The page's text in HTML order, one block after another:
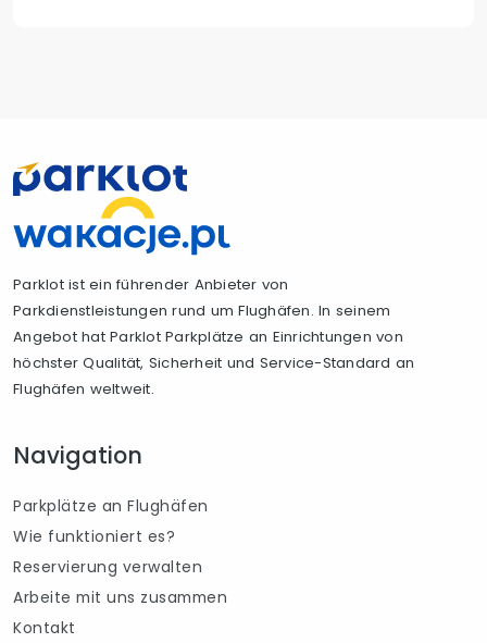
Parklot ist ein führender Anbieter von
Parkdienstleistungen rund um Flughäfen. In seinem
Angebot hat Parklot Parkplätze an Einrichtungen von
höchster Qualität, Sicherheit und Service-Standard an
Flughäfen weltweit.
Navigation
Parkplätze an Flughäfen
Wie funktioniert es?
Reservierung verwalten
Arbeite mit uns zusammen
Kontakt